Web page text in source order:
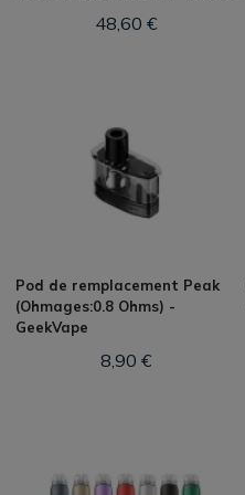
48,60 €
Pod de remplacement Peak
(Ohmages:0.8 Ohms) -
GeekVape
8,90 €